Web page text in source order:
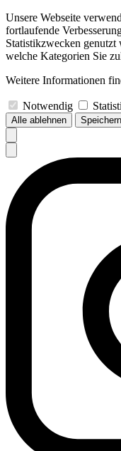
Unsere Webseite
fortlaufende
Statistikzwecken genutzt
welche Kategorien Sie
Weitere Informationen
Notwendig
Alle ablehnen Speichern